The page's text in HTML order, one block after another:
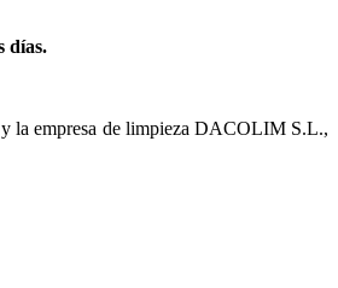
días.
y la empresa de limpieza DACOLIM S.L.,